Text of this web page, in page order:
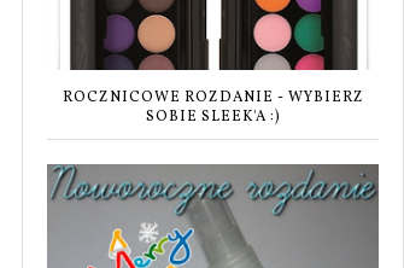
ROCZNICOWE ROZDANIE - WYBIERZ
SOBIE SLEEK'A :)